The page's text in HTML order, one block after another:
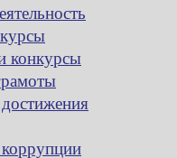
конкурсы